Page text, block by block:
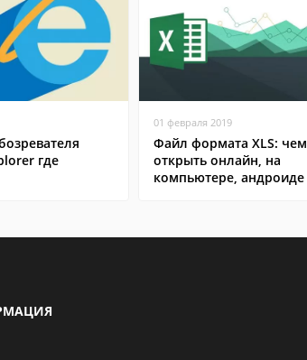
где
01 февраля 2019
Файл формата XLS: чем
открыть онлайн, на
компьютере, андроиде